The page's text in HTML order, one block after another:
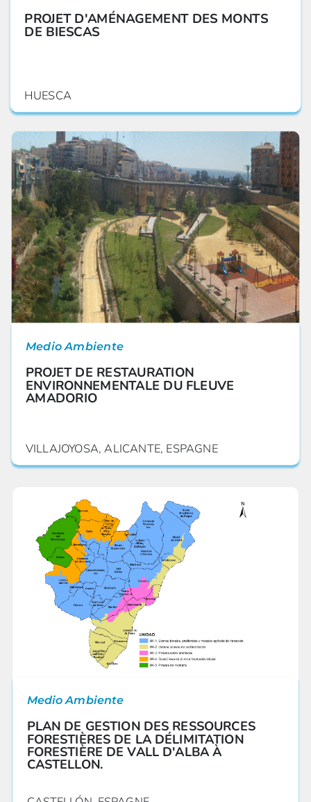
PROJET D'AMÉNAGEMENT DES MONTS
DE BIESCAS
HUESCA
Medio Ambiente
PROJET DE RESTAURATION
ENVIRONNEMENTALE DU FLEUVE
AMADORIO
VILLAJOYOSA, ALICANTE, ESPAGNE
Medio Ambiente
PLAN DE GESTION DES RESSOURCES
FORESTIÈRES DE LA DÉLIMITATION
FORESTIÈRE DE VALL D'ALBA À
CASTELLON.